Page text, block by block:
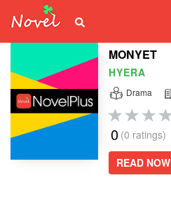
MONYET
HYERA
Drama
0 (0 ratings)
READ NOW